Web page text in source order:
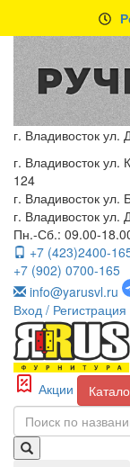
г. Владивосток ул.
г. Владивосток
124
г. Владивосток
г. Владивосток ул.
Пн.-Сб.: 09.00-
+7 (423)2400-
+7 (902) 0700-165
info@yarusvl.ru
Вход / Регистрация
Акции